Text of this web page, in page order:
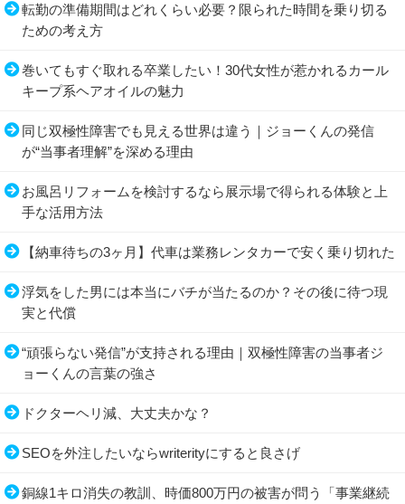
転勤の準備期間はどれくらい必要？限られた時間を乗り切る
ための考え方
巻いてもすぐ取れる卒業したい！30代女性が惹かれるカール
キープ系ヘアオイルの魅力
同じ双極性障害でも見える世界は違う｜ジョーくんの発信
が“当事者理解”を深める理由
お風呂リフォームを検討するなら展示場で得られる体験と上
手な活用方法
【納車待ちの3ヶ月】代車は業務レンタカーで安く乗り切れた
浮気をした男には本当にバチが当たるのか？その後に待つ現
実と代償
“頑張らない発信”が支持される理由｜双極性障害の当事者ジ
ョーくんの言葉の強さ
ドクターヘリ減、大丈夫かな？
SEOを外注したいならwriterityにすると良さげ
銅線1キロ消失の教訓、時価800万円の被害が問う「事業継続